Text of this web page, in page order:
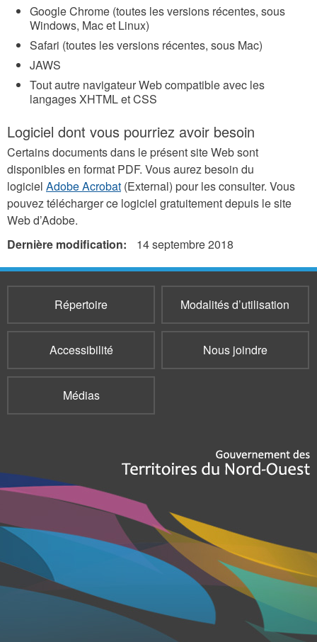
Google Chrome (toutes les versions récentes, sous
Windows, Mac et Linux)
Safari (toutes les versions récentes, sous Mac)
JAWS
Tout autre navigateur Web compatible avec les
langages XHTML et CSS
Logiciel dont vous pourriez avoir besoin
Certains documents dans le présent site Web sont
disponibles en format PDF. Vous aurez besoin du
logiciel Adobe Acrobat (External) pour les consulter. Vous
pouvez télécharger ce logiciel gratuitement depuis le site
Web d’Adobe.
Dernière modification:
14 septembre 2018
Répertoire Modalités d’utilisation
Accessibilité Nous joindre
Médias